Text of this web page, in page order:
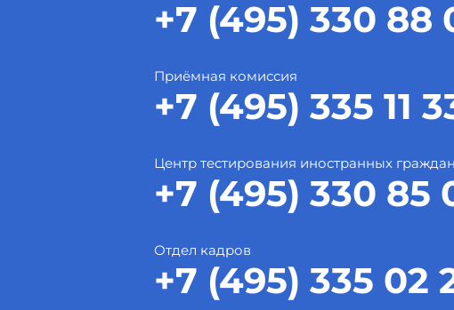
+7 (495) 330 88
Приёмная комиссия
+7 (495) 335 11
Центр тестирования иностранных граждан
+7 (495) 330 85
Отдел кадров
+7 (495) 335 02